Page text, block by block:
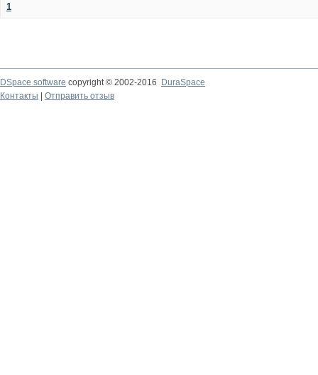
1
DSpace software copyright © 2002-2016
DuraSpace
Контакты
Отправить отзыв